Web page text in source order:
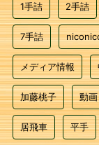
1手詰 2手詰
7手詰
メディア情報
加藤桃子 動画
居飛車 平手